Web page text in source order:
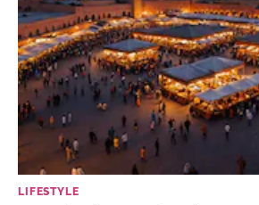
LIFESTYLE